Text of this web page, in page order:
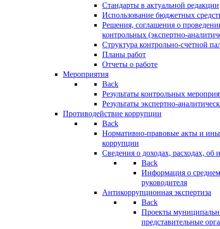
Стандарты в актуальной редакции
Использование бюджетных
Решения, соглашения о
контрольных (экспертно-
Структура контрольно-счетной
Планы работ
Отчеты о работе
Мероприятия
Back
Результаты контрольных
Результаты экспертно-
Противодействие коррупции
Back
Нормативно-правовые акты и
коррупции
Сведения о доходах, расходах, об
Back
Информация о
руководителя
Антикоррупционная экспертиза
Back
Проекты
представительные